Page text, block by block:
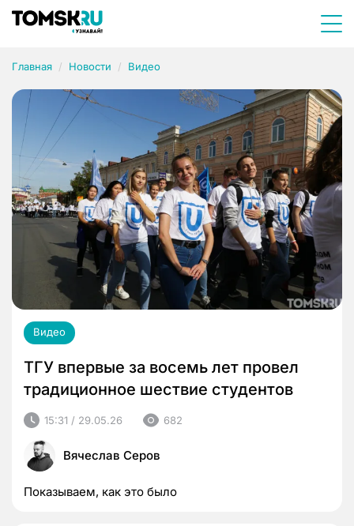
Главная Новости Видео
Видео
ТГУ впервые за восемь лет провел
традиционное шествие студентов
15:31 / 29.05.26 682
Вячеслав Серов
Показываем, как это было